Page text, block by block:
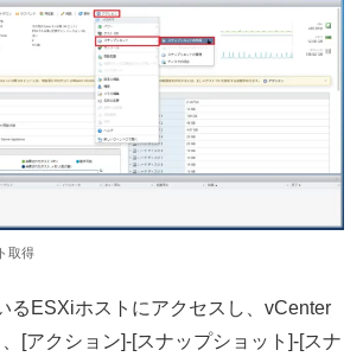
取得
るESXiホストにアクセスし、vCenter
[アクション]-[スナップショット]-[スナ